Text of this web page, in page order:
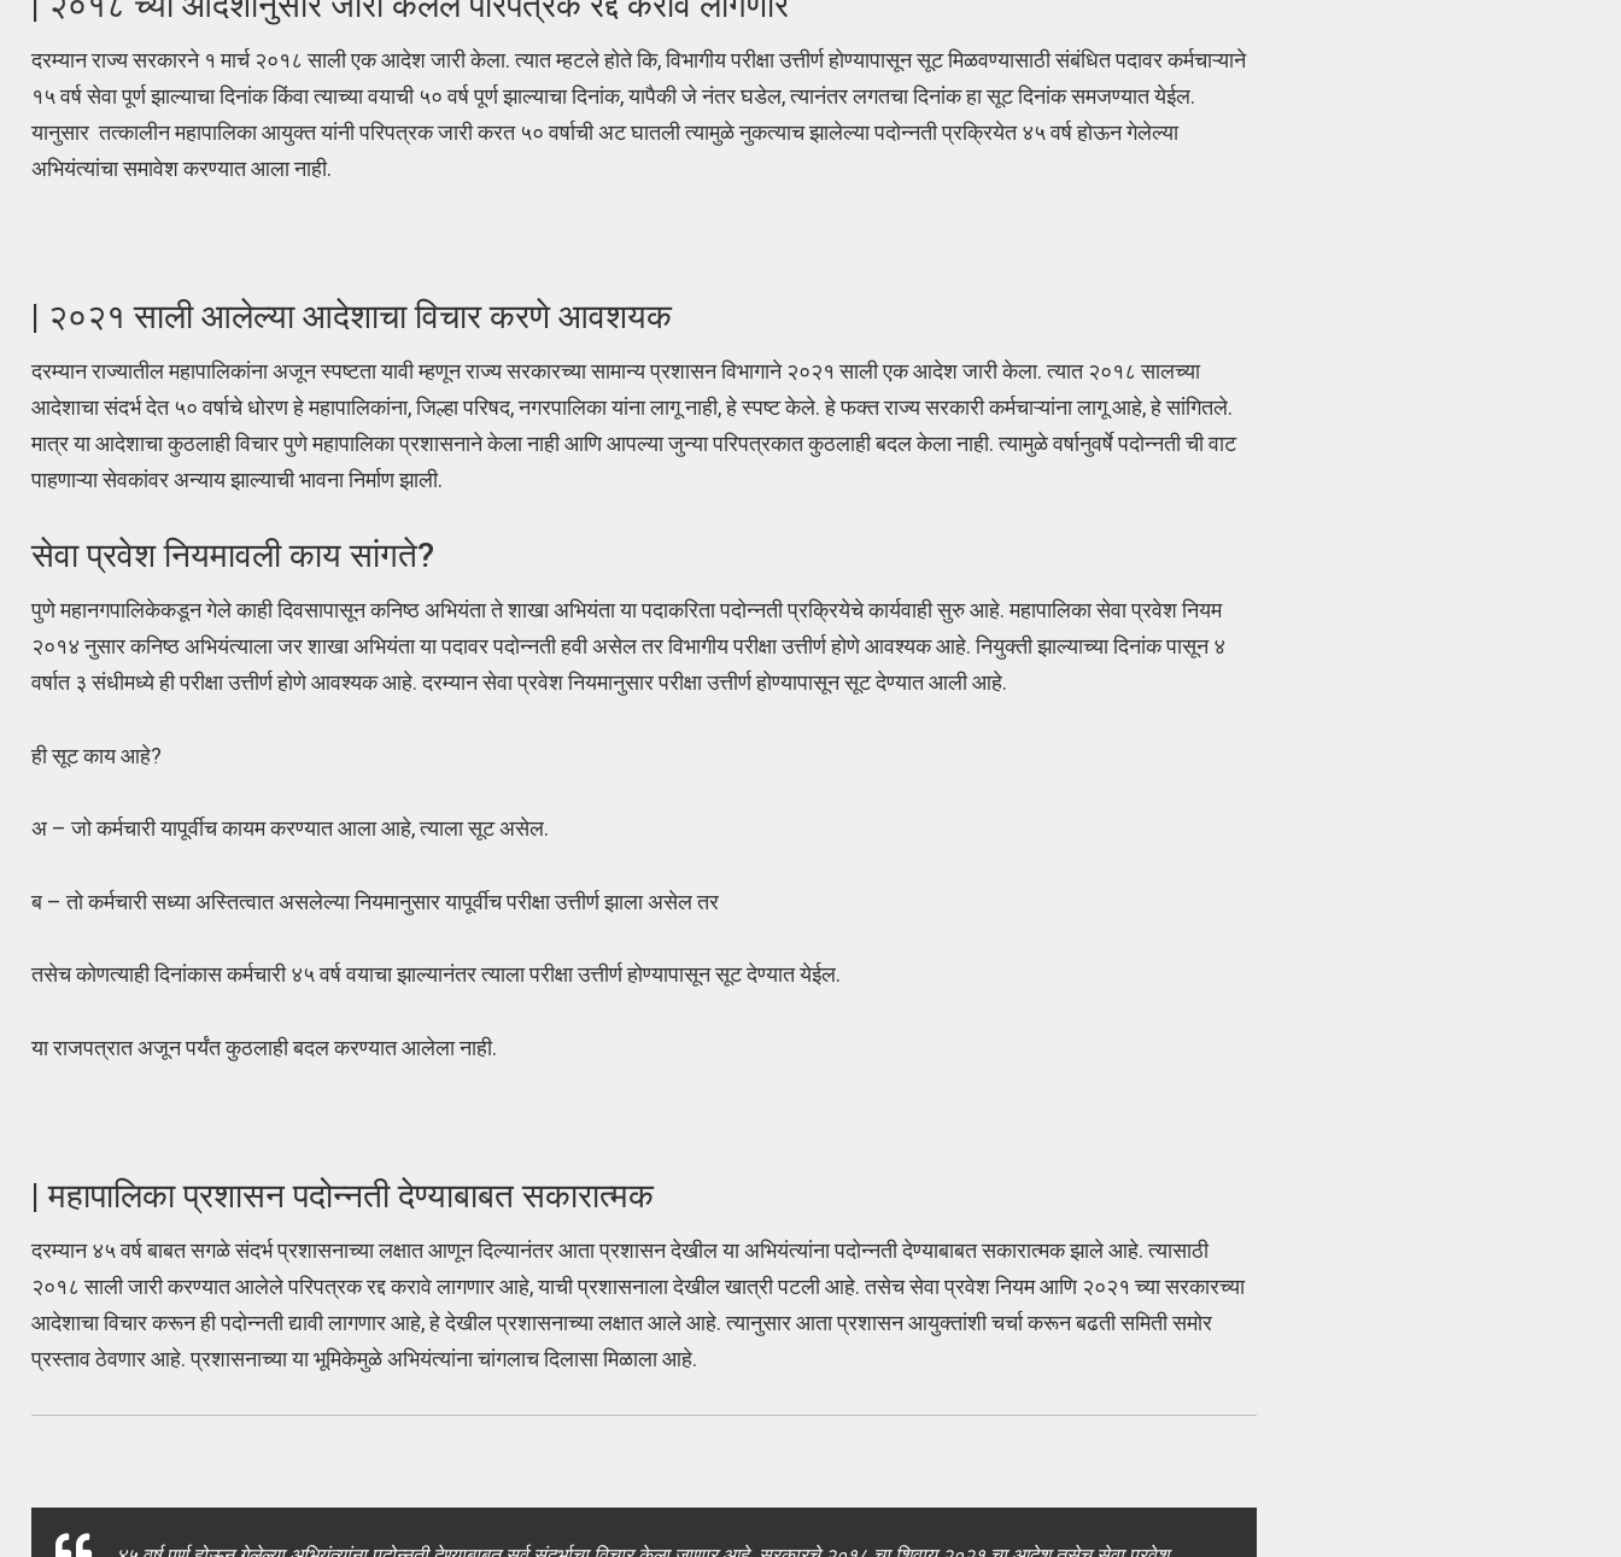
दरम्यान राज्य सरकारने १ मार्च २०१८ साली एक आदेश जारी केला. त्यात म्हटले होते कि, विभागीय परीक्षा उत्तीर्ण होण्यापासून सूट मिळवण्यासाठी संबंधित पदावर कर्मचाऱ्याने
१५ वर्ष सेवा पूर्ण झाल्याचा दिनांक किंवा त्याच्या वयाची ५० वर्ष पूर्ण झाल्याचा दिनांक, यापैकी जे नंतर घडेल, त्यानंतर लगतचा दिनांक हा सूट दिनांक समजण्यात येईल.
यानुसार तत्कालीन महापालिका आयुक्त यांनी परिपत्रक जारी करत ५० वर्षाची अट घातली त्यामुळे नुकत्याच झालेल्या पदोन्नती प्रक्रियेत ४५ वर्ष होऊन गेलेल्या
अभियंत्यांचा समावेश करण्यात आला नाही.
| २०२१ साली आलेल्या आदेशाचा विचार करणे आवशयक
दरम्यान राज्यातील महापालिकांना अजून स्पष्टता यावी म्हणून राज्य सरकारच्या सामान्य प्रशासन विभागाने २०२१ साली एक आदेश जारी केला. त्यात २०१८ सालच्या
आदेशाचा संदर्भ देत ५० वर्षाचे धोरण हे महापालिकांना, जिल्हा परिषद, नगरपालिका यांना लागू नाही, हे स्पष्ट केले. हे फक्त राज्य सरकारी कर्मचाऱ्यांना लागू आहे, हे सांगितले.
मात्र या आदेशाचा कुठलाही विचार पुणे महापालिका प्रशासनाने केला नाही आणि आपल्या जुन्या परिपत्रकात कुठलाही बदल केला नाही. त्यामुळे वर्षानुवर्षे पदोन्नती ची वाट
पाहणाऱ्या सेवकांवर अन्याय झाल्याची भावना निर्माण झाली.
सेवा प्रवेश नियमावली काय सांगते?
पुणे महानगपालिकेकडून गेले काही दिवसापासून कनिष्ठ अभियंता ते शाखा अभियंता या पदाकरिता पदोन्नती प्रक्रियेचे कार्यवाही सुरु आहे. महापालिका सेवा प्रवेश नियम
२०१४ नुसार कनिष्ठ अभियंत्याला जर शाखा अभियंता या पदावर पदोन्नती हवी असेल तर विभागीय परीक्षा उत्तीर्ण होणे आवश्यक आहे. नियुक्ती झाल्याच्या दिनांक पासून ४
वर्षात ३ संधीमध्ये ही परीक्षा उत्तीर्ण होणे आवश्यक आहे. दरम्यान सेवा प्रवेश नियमानुसार परीक्षा उत्तीर्ण होण्यापासून सूट देण्यात आली आहे.
ही सूट काय आहे?
अ – जो कर्मचारी यापूर्वीच कायम करण्यात आला आहे, त्याला सूट असेल.
ब – तो कर्मचारी सध्या अस्तित्वात असलेल्या नियमानुसार यापूर्वीच परीक्षा उत्तीर्ण झाला असेल तर
तसेच कोणत्याही दिनांकास कर्मचारी ४५ वर्ष वयाचा झाल्यानंतर त्याला परीक्षा उत्तीर्ण होण्यापासून सूट देण्यात येईल.
या राजपत्रात अजून पर्यंत कुठलाही बदल करण्यात आलेला नाही.
| महापालिका प्रशासन पदोन्नती देण्याबाबत सकारात्मक
दरम्यान ४५ वर्ष बाबत सगळे संदर्भ प्रशासनाच्या लक्षात आणून दिल्यानंतर आता प्रशासन देखील या अभियंत्यांना पदोन्नती देण्याबाबत सकारात्मक झाले आहे. त्यासाठी
२०१८ साली जारी करण्यात आलेले परिपत्रक रद्द करावे लागणार आहे, याची प्रशासनाला देखील खात्री पटली आहे. तसेच सेवा प्रवेश नियम आणि २०२१ च्या सरकारच्या
आदेशाचा विचार करून ही पदोन्नती द्यावी लागणार आहे, हे देखील प्रशासनाच्या लक्षात आले आहे. त्यानुसार आता प्रशासन आयुक्तांशी चर्चा करून बढती समिती समोर
प्रस्ताव ठेवणार आहे. प्रशासनाच्या या भूमिकेमुळे अभियंत्यांना चांगलाच दिलासा मिळाला आहे.